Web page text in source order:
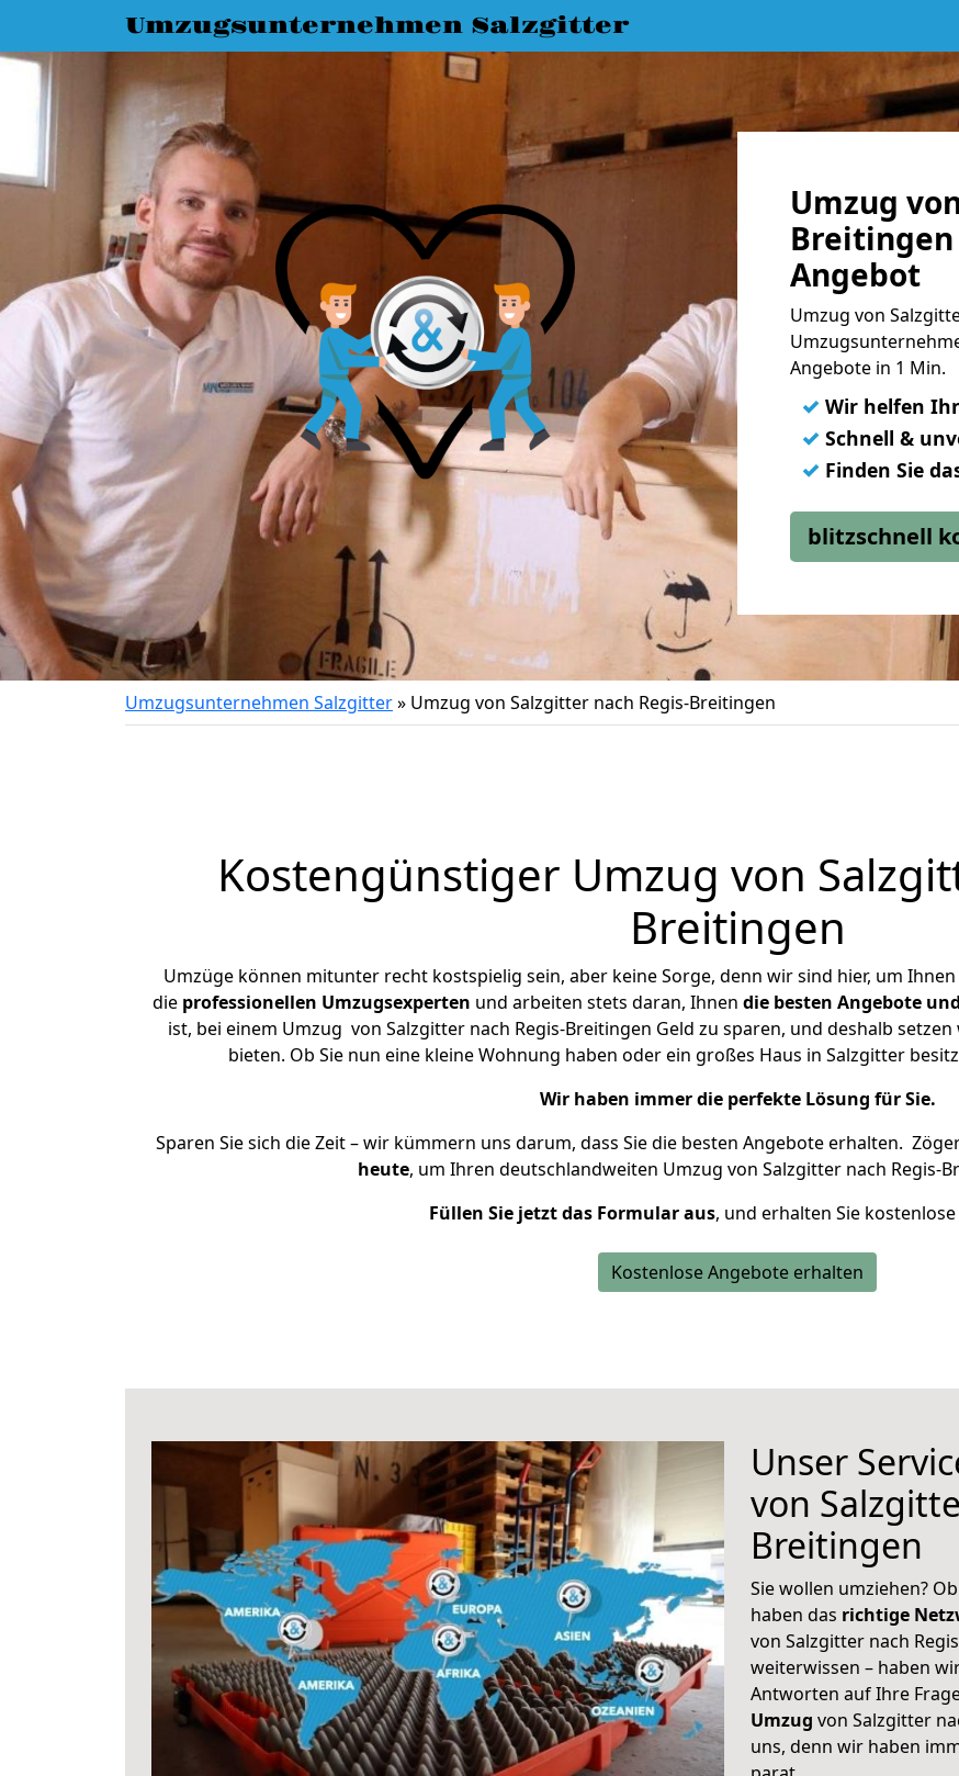
Umzugsunternehmen Salzgitter
Umzug
Breitingen
Angebot
Umzug von
Angebote in 1 Min.
✓ Wir helfen
✓ Schnell &
✓ Finden Sie
blitzschnell
Umzugsunternehmen Salzgitter» Umzug von Salzgitter nach Regis-Breitingen
Kostengünstiger Umzug von
Breitingen
Umzüge können mitunter recht kostspielig sein, aber keine Sorge, denn wir sind hier, um
die professionellen Umzugsexperten und arbeiten stets daran, Ihnen die besten Angebote
ist, bei einem Umzug von Salzgitter nach Regis-Breitingen Geld zu sparen, und deshalb
bieten. Ob Sie nun eine kleine Wohnung haben oder ein großes Haus in Salzgitter
Wir haben immer die perfekte Lösung für Sie.
Sparen Sie sich die Zeit – wir kümmern uns darum, dass Sie die besten Angebote erhalten.
heute, um Ihren deutschlandweiten Umzug von Salzgitter nach Regis-
Füllen Sie jetzt das Formular aus, und erhalten Sie
Kostenlose Angebote erhalten
Unser
von
Breitingen
Sie wollen umziehen?
haben das richtige
von Salzgitter nach
weiterwissen – haben
Antworten auf Ihre
Umzug von Salzgitter
uns, denn wir haben